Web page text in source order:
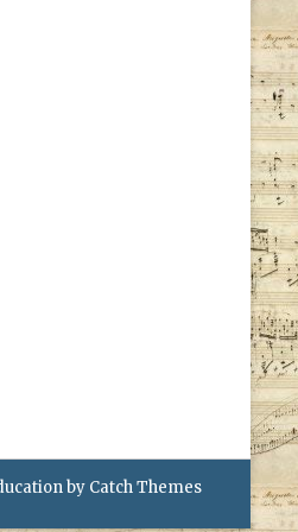
by Catch Themes